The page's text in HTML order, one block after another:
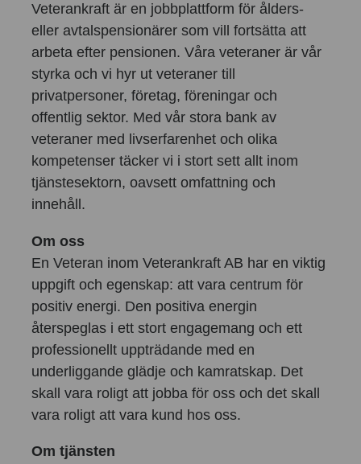
Veterankraft är en jobbplattform för ålders-
eller avtalspensionärer som vill fortsätta att
arbeta efter pensionen. Våra veteraner är vår
styrka och vi hyr ut veteraner till
privatpersoner, företag, föreningar och
offentlig sektor. Med vår stora bank av
veteraner med livserfarenhet och olika
kompetenser täcker vi i stort sett allt inom
tjänstesektorn, oavsett omfattning och
innehåll.
Om oss
En Veteran inom Veterankraft AB har en viktig
uppgift och egenskap: att vara centrum för
positiv energi. Den positiva energin
återspeglas i ett stort engagemang och ett
professionellt uppträdande med en
underliggande glädje och kamratskap. Det
skall vara roligt att jobba för oss och det skall
vara roligt att vara kund hos oss.
Om tjänsten